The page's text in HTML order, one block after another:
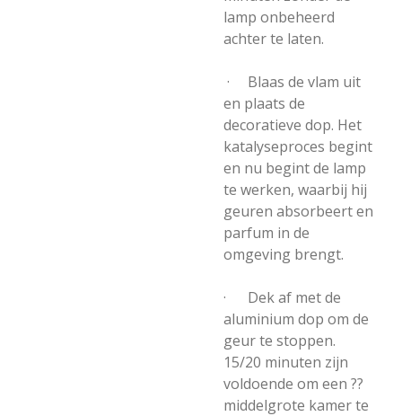
lamp onbeheerd
achter te laten.
· Blaas de vlam uit
en plaats de
decoratieve dop. Het
katalyseproces begint
en nu begint de lamp
te werken, waarbij hij
geuren absorbeert en
parfum in de
omgeving brengt.
· Dek af met de
aluminium dop om de
geur te stoppen.
15/20 minuten zijn
voldoende om een ??
middelgrote kamer te